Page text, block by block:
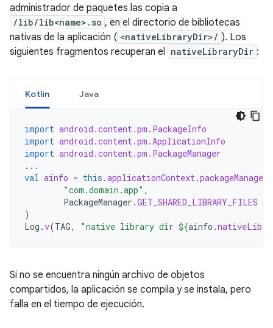
administrador de paquetes las copia a
/lib/lib<name>.so , en el directorio de bibliotecas
nativas de la aplicación ( <nativeLibraryDir>/ ). Los
siguientes fragmentos recuperan el nativeLibraryDir :
Kotlin Java
import android.content.pm.PackageInfo
import android.content.pm.ApplicationInfo
import android.content.pm.PackageManager
...
val ainfo = this .applicationContext.packageManager
"com.domain.app" ,
PackageManager .GET_SHARED_LIBRARY_FILES
)
Log .v(TAG, "native library dir ${ainfo .
Si no se encuentra ningún archivo de objetos
compartidos, la aplicación se compila y se instala, pero
falla en el tiempo de ejecución.